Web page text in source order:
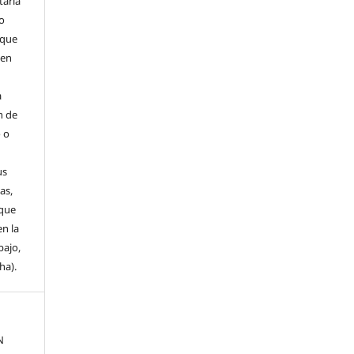
de
o
la